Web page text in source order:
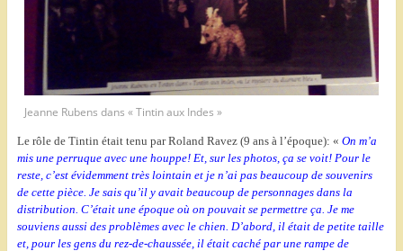
Jeanne Rubens dans « Tintin aux Indes »
Le rôle de Tintin était tenu par Roland Ravez (9 ans à l’époque): « On m’a
mis une perruque avec une houppe! Et, sur les photos, ça se voit! Pour le
reste, c’est évidemment très lointain et je n’ai pas beaucoup de souvenirs
de cette pièce. Je sais qu’il y avait beaucoup de personnages dans la
distribution. C’était une époque où on pouvait se permettre ça. Je me
souviens aussi des problèmes avec le chien. D’abord, il était de petite taille
et, pour les gens du rez-de-chaussée, il était caché par une rampe de